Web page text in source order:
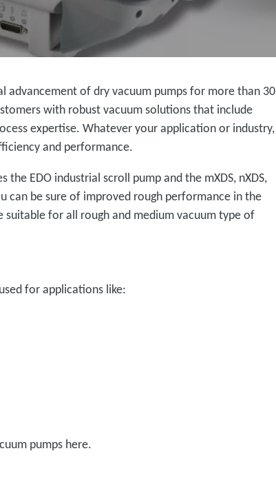
advancement of dry vacuum pumps for more than 30
with robust vacuum solutions that include
expertise. Whatever your application or industry,
and performance.
EDO industrial scroll pump and the mXDS, nXDS,
can be sure of improved rough performance in the
suitable for all rough and medium vacuum type of
for applications like:
pumps here.